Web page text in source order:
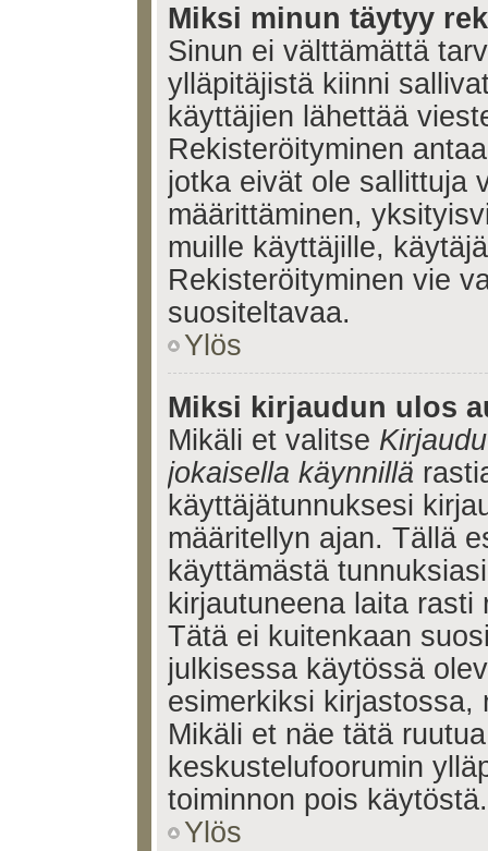
Miksi minun täytyy
Sinun ei välttämättä
ylläpitäjistä kiinni
käyttäjien lähettää
Rekisteröityminen
jotka eivät ole sallittuja
määrittäminen,
muille käyttäjille,
Rekisteröityminen vie
suositeltavaa.
Ylös
Miksi kirjaudun ulos
Mikäli et valitse
jokaisella käynnillä
käyttäjätunnuksesi
määritellyn ajan. Tällä
käyttämästä
kirjautuneena laita
Tätä ei kuitenkaan
julkisessa käytössä
esimerkiksi
Mikäli et näe tätä
keskustelufoorumin
toiminnon pois käytöstä.
Ylös